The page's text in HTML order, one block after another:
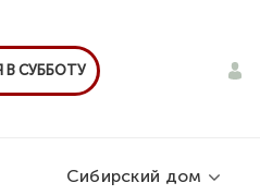
В СУББОТУ
Сибирский дом